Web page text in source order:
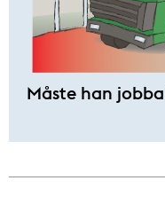
Måste han